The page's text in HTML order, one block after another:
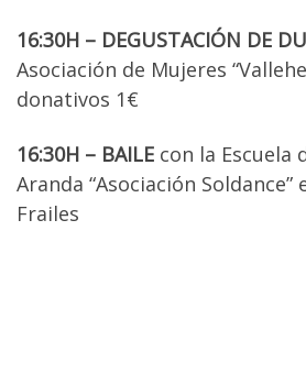
16:30H – DEGUSTACIÓN DE
Asociación de Mujeres
donativos 1€
16:30H – BAILE con la Escuela
Aranda “Asociación
Frailes